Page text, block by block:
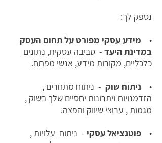
נספק לך:
• מידע עסקי מפורט על תחום העסק
במדינת היעד - סביבה עסקית, נתונים
כלכליים, מקורות מידע, אנשי מפתח.
• ניתוח שוק - ניתוח מתחרים ,
הזדמנויות ויתרונות יחסיים שלך בשוק ,
מגמות , ערוצי שיווק והפצה.
• פוטנציאל עסקי - ניתוח עלויות ,